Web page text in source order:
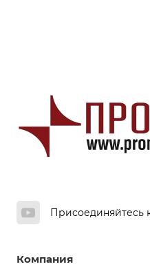
Присоединяйтесь
Компания